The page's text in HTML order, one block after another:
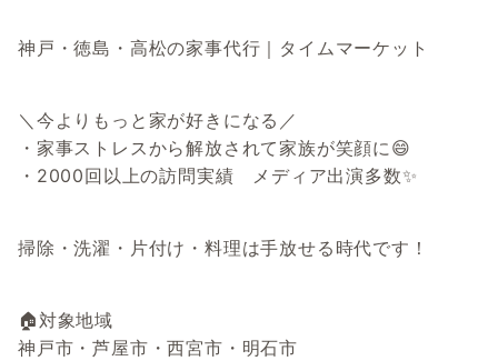
神戸・徳島・高松の家事代行｜タイムマーケット
＼今よりもっと家が好きになる／
・家事ストレスから解放されて家族が笑顔に😄
・2000回以上の訪問実績 メディア出演多数✨
掃除・洗濯・片付け・料理は手放せる時代です！
🏠対象地域
神戸市・芦屋市・西宮市・明石市